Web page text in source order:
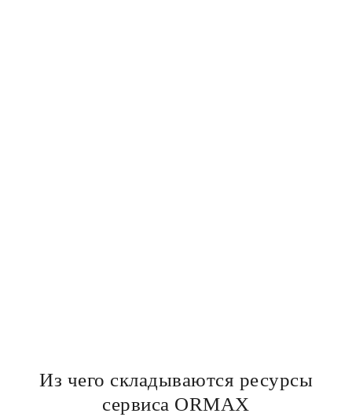
Из чего складываются ресурсы
сервиса ORMAX